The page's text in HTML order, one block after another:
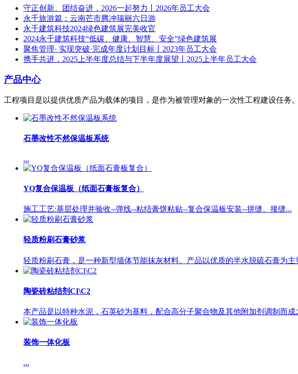
守正创新、团结奋进，2026一起努力丨2026年员工大会
永千旅游篇：云南芒市腾冲瑞丽六日游
永千建筑科技2024绿色建筑展完美收官
2024永千建筑科技“低碳、健康、智慧、安全”绿色建筑展
聚焦管理· 实现突破·完成年度计划目标丨2023年员工大会
携手共进，2025上半年度总结与下半年度展望丨2025上半年员工大会
产品中心
工程项目是以提供优质产品为载体的项目，是作为被管理对象的一次性工程建设任务。
石墨改性不然保温板系统
...
YQ复合保温板（纸面石膏板复合）
施工工艺:基层处理并验收--弹线--粘结膏饼粘贴--复合保温板安装--拼缝、接缝...
轻质粉刷石膏砂浆
轻质粉刷石膏，是一种新型墙体节能抹灰材料。产品以优质的半水脱硫石膏为主
陶瓷砖粘结剂CI\C2
本产品是以特种水泥，石英砂为基料，配合高分子聚合物及其他附加剂调制而成
装饰一体化板
...